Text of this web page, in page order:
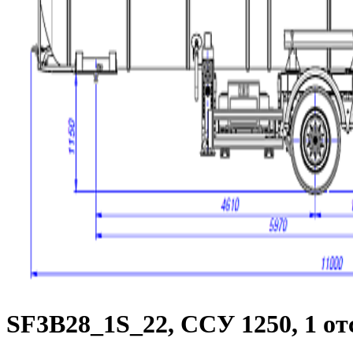
SF3B28_1S_22, ССУ 1250, 1